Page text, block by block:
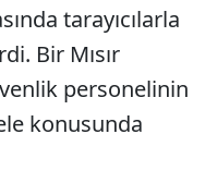
tarayıcılarla
Bir Mısır
personelinin
konusunda